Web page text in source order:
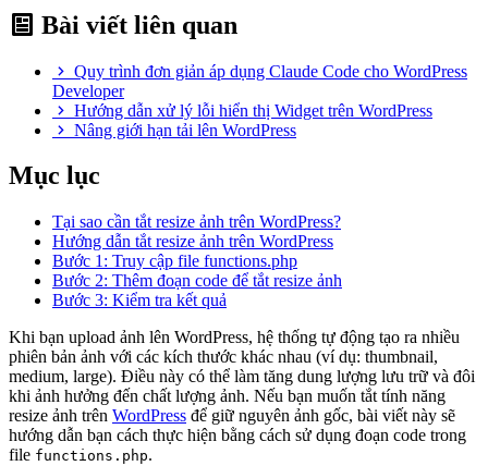
Bài viết liên quan
Quy trình đơn giản áp dụng Claude Code cho WordPress
Developer
Hướng dẫn xử lý lỗi hiển thị Widget trên WordPress
Nâng giới hạn tải lên WordPress
Mục lục
Tại sao cần tắt resize ảnh trên WordPress?
Hướng dẫn tắt resize ảnh trên WordPress
Bước 1: Truy cập file functions.php
Bước 2: Thêm đoạn code để tắt resize ảnh
Bước 3: Kiểm tra kết quả
Khi bạn upload ảnh lên WordPress, hệ thống tự động tạo ra nhiều
phiên bản ảnh với các kích thước khác nhau (ví dụ: thumbnail,
medium, large). Điều này có thể làm tăng dung lượng lưu trữ và đôi
khi ảnh hưởng đến chất lượng ảnh. Nếu bạn muốn tắt tính năng
resize ảnh trên WordPress để giữ nguyên ảnh gốc, bài viết này sẽ
hướng dẫn bạn cách thực hiện bằng cách sử dụng đoạn code trong
file functions.php.